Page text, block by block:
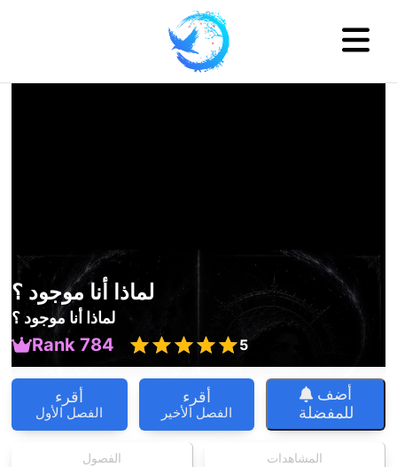
لماذا أنا موجود ؟
لماذا أنا موجود ؟
Rank 784 5
أقرء
الفصل الأول
أقرء
الفصل الأخير
أضف
للمفضلة
الفصول المشاهدات